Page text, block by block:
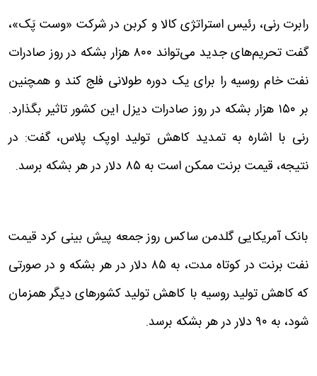
رابرت رنی، رئیس استراتژی کالا و کربن در شرکت «وست پَک»،
گفت تحریم‌های جدید می‌تواند ۸۰۰ هزار بشکه در روز صادرات
نفت خام روسیه را برای یک دوره طولانی فلج کند و همچنین
بر ۱۵۰ هزار بشکه در روز صادرات دیزل این کشور تاثیر بگذارد.
رنی با اشاره به تمدید کاهش تولید اوپک پلاس، گفت: در
نتیجه، قیمت برنت ممکن است به ۸۵ دلار در هر بشکه برسد.
بانک آمریکایی گلدمن ساکس روز جمعه پیش بینی کرد قیمت
نفت برنت در کوتاه مدت، به ۸۵ دلار در هر بشکه و در صورتی
که کاهش تولید روسیه با کاهش تولید کشورهای دیگر همزمان
شود، به ۹۰ دلار در هر بشکه برسد.